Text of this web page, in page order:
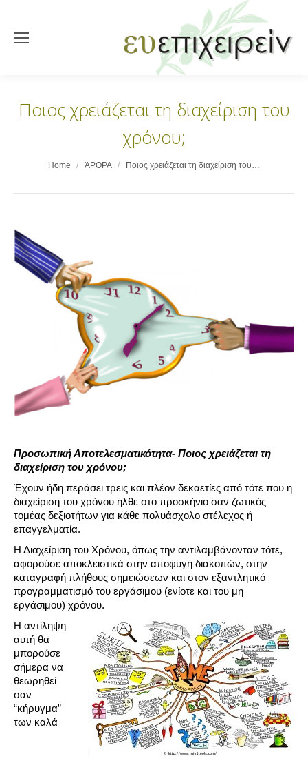
Ποιος χρειάζεται τη διαχείριση του
χρόνου;
You are here:
Home ΆΡΘΡΑ Ποιος χρειάζεται τη διαχείριση του…
Προσωπική Αποτελεσματικότητα- Ποιος χρειάζεται τη
διαχείριση του χρόνου;
Έχουν ήδη περάσει τρεις και πλέον δεκαετίες από τότε που η
διαχείριση του χρόνου ήλθε στο προσκήνιο σαν ζωτικός
τομέας δεξιοτήτων για κάθε πολυάσχολο στέλεχος ή
επαγγελματία.
Η Διαχείριση του Χρόνου, όπως την αντιλαμβάνονταν τότε,
αφορούσε αποκλειστικά στην αποφυγή διακοπών, στην
καταγραφή πλήθους σημειώσεων και στον εξαντλητικό
προγραμματισμό του εργάσιμου (ενίοτε και του μη
εργάσιμου) χρόνου.
Η αντίληψη
αυτή θα
μπορούσε
σήμερα να
θεωρηθεί
σαν
“κήρυγμα”
των καλά